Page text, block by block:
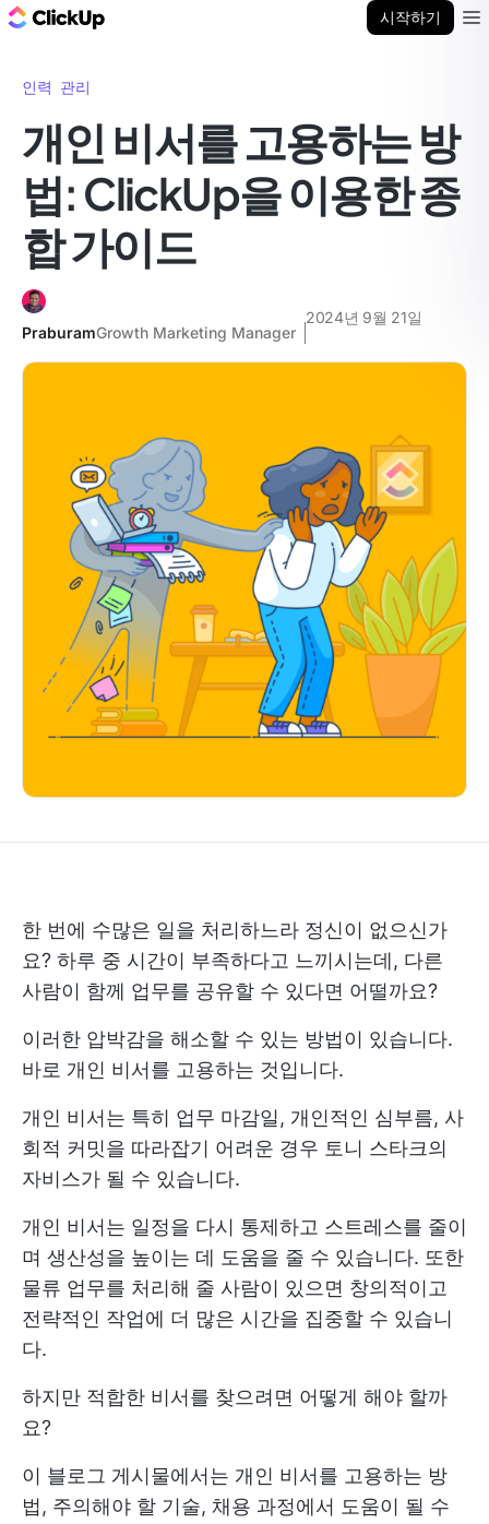
시작하기
인력 관리
개인 비서를 고용하는 방
법: ClickUp을 이용한 종
합 가이드
PraburamGrowth Marketing Manager
2024년 9월 21일
한 번에 수많은 일을 처리하느라 정신이 없으신가
요? 하루 중 시간이 부족하다고 느끼시는데, 다른
사람이 함께 업무를 공유할 수 있다면 어떨까요?
이러한 압박감을 해소할 수 있는 방법이 있습니다.
바로 개인 비서를 고용하는 것입니다.
개인 비서는 특히 업무 마감일, 개인적인 심부름, 사
회적 커밋을 따라잡기 어려운 경우 토니 스타크의
자비스가 될 수 있습니다.
개인 비서는 일정을 다시 통제하고 스트레스를 줄이
며 생산성을 높이는 데 도움을 줄 수 있습니다. 또한
물류 업무를 처리해 줄 사람이 있으면 창의적이고
전략적인 작업에 더 많은 시간을 집중할 수 있습니
다.
하지만 적합한 비서를 찾으려면 어떻게 해야 할까
요?
이 블로그 게시물에서는 개인 비서를 고용하는 방
법, 주의해야 할 기술, 채용 과정에서 도움이 될 수